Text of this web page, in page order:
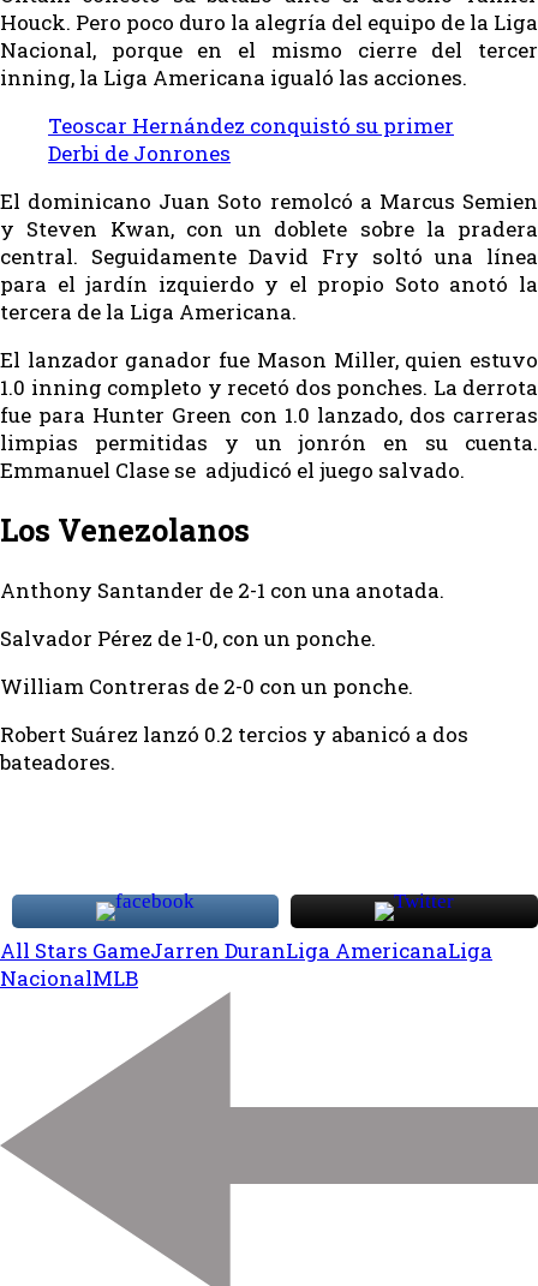
Houck. Pero poco duro la alegría del equipo de la Liga
Nacional, porque en el mismo cierre del tercer
inning, la Liga Americana igualó las acciones.
Teoscar Hernández conquistó su primer
Derbi de Jonrones
El dominicano Juan Soto remolcó a Marcus Semien
y Steven Kwan, con un doblete sobre la pradera
central. Seguidamente David Fry soltó una línea
para el jardín izquierdo y el propio Soto anotó la
tercera de la Liga Americana.
El lanzador ganador fue Mason Miller, quien estuvo
1.0 inning completo y recetó dos ponches. La derrota
fue para Hunter Green con 1.0 lanzado, dos carreras
limpias permitidas y un jonrón en su cuenta.
Emmanuel Clase se adjudicó el juego salvado.
Los Venezolanos
Anthony Santander de 2-1 con una anotada.
Salvador Pérez de 1-0, con un ponche.
William Contreras de 2-0 con un ponche.
Robert Suárez lanzó 0.2 tercios y abanicó a dos
bateadores.
All Stars GameJarren DuranLiga AmericanaLiga
NacionalMLB